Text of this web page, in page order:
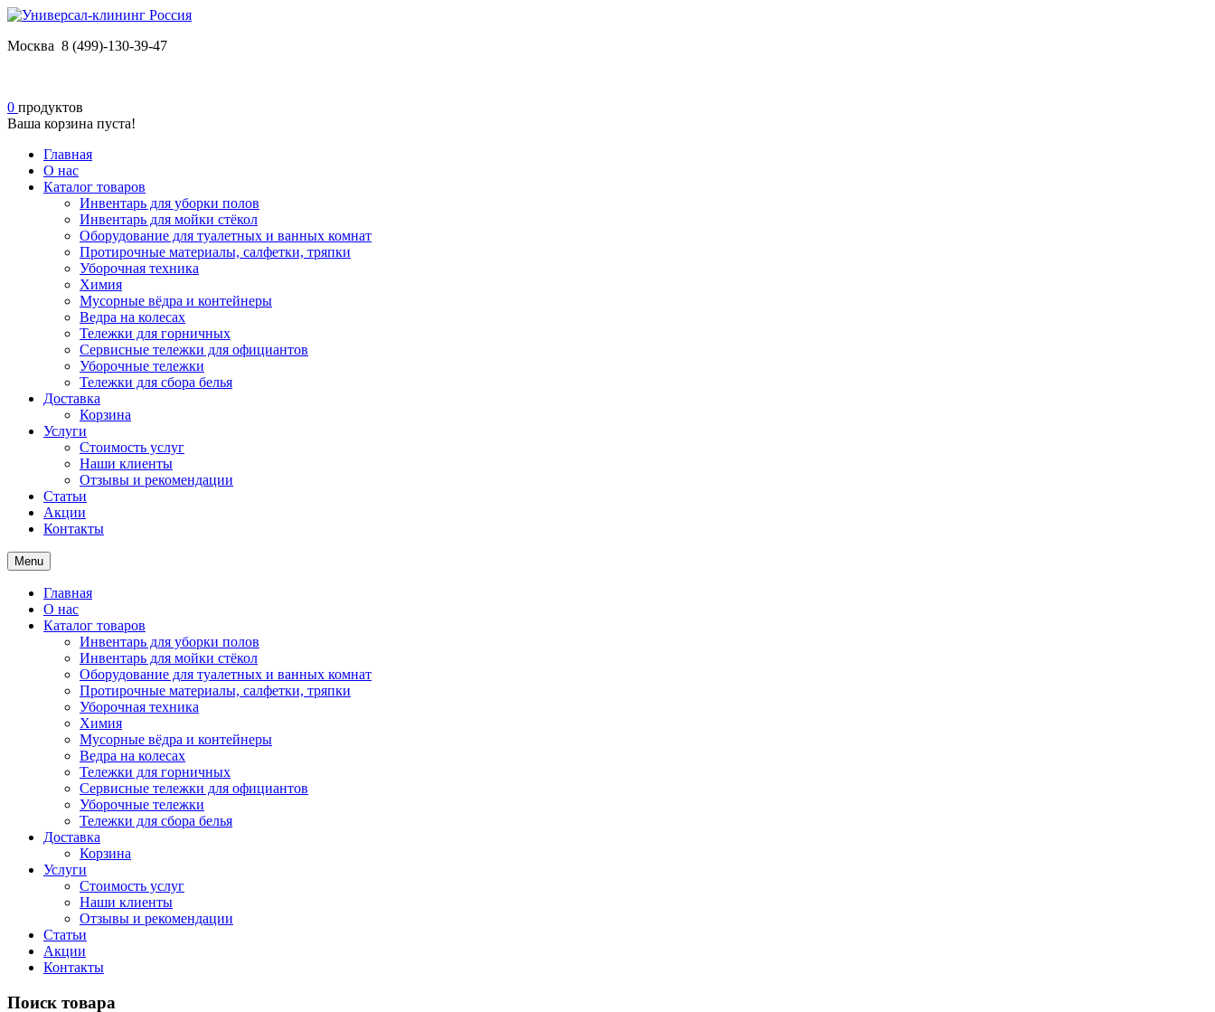
Москва 8 (499)-130-39-47
0 продуктов
Ваша корзина пуста!
Главная
О нас
Каталог товаров
Инвентарь для уборки полов
Инвентарь для мойки стёкол
Оборудование для туалетных и ванных комнат
Протирочные материалы, салфетки, тряпки
Уборочная техника
Химия
Мусорные вёдра и контейнеры
Ведра на колесах
Тележки для горничных
Сервисные тележки для официантов
Уборочные тележки
Тележки для сбора белья
Доставка
Корзина
Услуги
Стоимость услуг
Наши клиенты
Отзывы и рекомендации
Статьи
Акции
Контакты
Menu
Главная
О нас
Каталог товаров
Инвентарь для уборки полов
Инвентарь для мойки стёкол
Оборудование для туалетных и ванных комнат
Протирочные материалы, салфетки, тряпки
Уборочная техника
Химия
Мусорные вёдра и контейнеры
Ведра на колесах
Тележки для горничных
Сервисные тележки для официантов
Уборочные тележки
Тележки для сбора белья
Доставка
Корзина
Услуги
Стоимость услуг
Наши клиенты
Отзывы и рекомендации
Статьи
Акции
Контакты
Поиск товара